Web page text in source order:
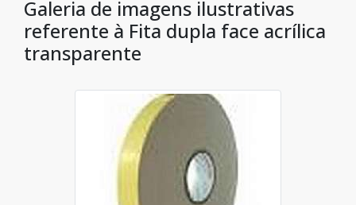
Galeria de imagens ilustrativas
referente à Fita dupla face acrílica
transparente